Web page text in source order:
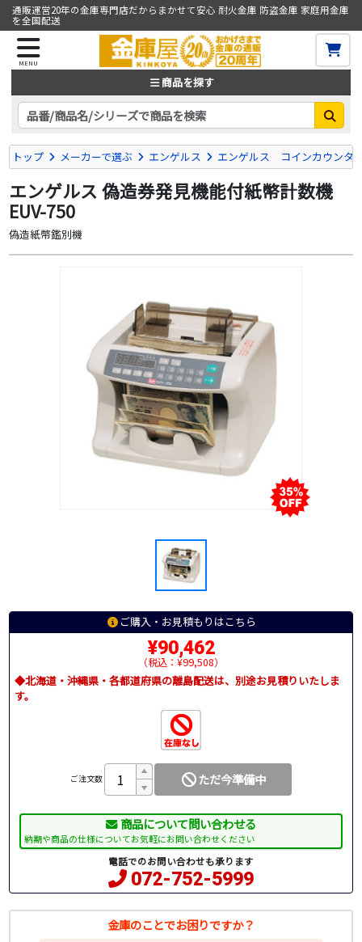
通販運営20年の金庫専門店だからまかせて安心 耐火金庫 防盗金庫 家庭用金庫
を全国配送
MENU
商品を探す
トップ メーカーで選ぶ エンゲルス エンゲルス コインカウンタ
エンゲルス 偽造券発見機能付紙幣計数機
EUV-750
偽造紙幣鑑別機
ご購入・お見積もりはこちら
¥90,462
（税込：¥99,508）
◆北海道・沖縄県・各都道府県の離島配送は、別途お見積りいたしま
す。
ご注文数 ただ今準備中
商品について問い合わせる
納期や商品の仕様についてお気軽にお問い合わせください
電話でのお問い合わせも承ります
072-752-5999
金庫のことでお困りですか？